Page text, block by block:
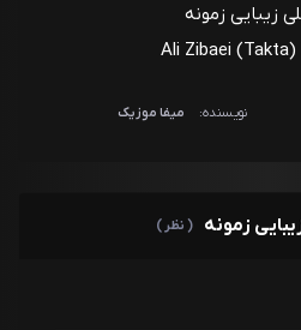
زیبایی زمونه
Ali Zibaei
نویسنده: میفا موزیک
زمونه ( نظر )